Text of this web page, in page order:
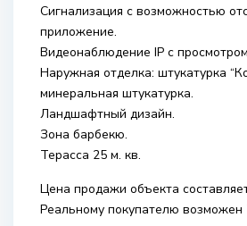
Сигнализация с возможностью
приложение.
Видеонаблюдение IP с
Наружная отделка: штукатурка
минеральная штукатурка.
Ландшафтный дизайн.
Зона барбекю.
Терасса 25 м. кв.
Цена продажи объекта
Реальному покупателю возможен